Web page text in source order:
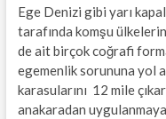
Ege Denizi gibi yarı
tarafında komşu ülkelerin
de ait birçok coğrafi
egemenlik sorununa yol
karasularını 12 mile
anakaradan